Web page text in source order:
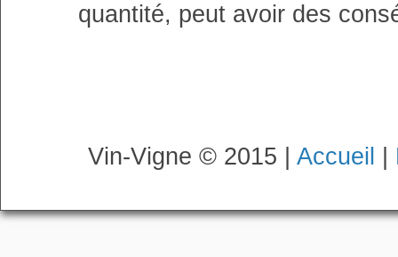
quantité, peut avoir des
Vin-Vigne © 2015 | Accueil